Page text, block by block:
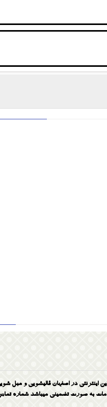
اینترنتی در اصفهان قالیشویی و مبل